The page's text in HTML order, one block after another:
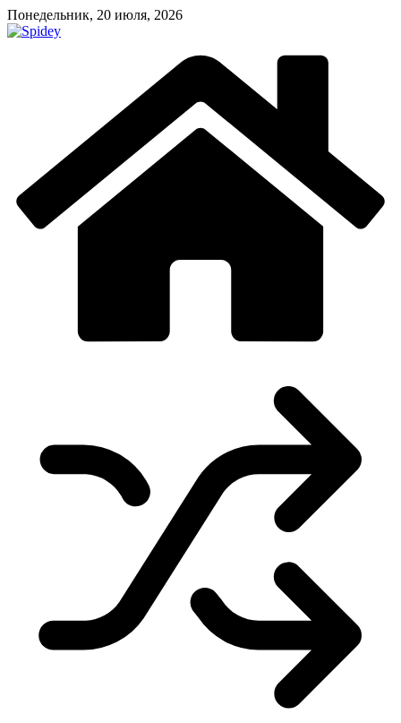
Перейти
к
Понедельник, 20 июля, 2026